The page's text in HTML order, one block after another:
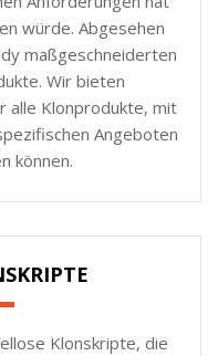
würde. Abgesehen
maßgeschneiderten
Wir bieten
alle Klonprodukte, mit
Angeboten
können.
Klonskripte, die